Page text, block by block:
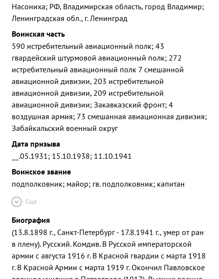
Насониха; РФ, Владимирская область, город Владимир;
Ленинградская обл., г. Ленинград
Воинская часть
590 истребительный авиационный полк; 43
гвардейский штурмовой авиационный полк; 272
истребительный авиационный полк 7 смешанной
авиационной дивизии, 203 истребительной
авиационной дивизии, 209 истребительной
авиационной дивизии; Закавказский фронт; 4
воздушная армия; 73 смешанная авиационная дивизия;
Забайкальский военный округ
Дата призыва
__.05.1931; 15.10.1938; 11.10.1941
Воинское звание
подполковник; майор; гв. подполковник; капитан
Ещё
Биография
(13.8.1898 г., Санкт-Петербург - 17.8.1941 г., умер от ран
в плену). Русский. Комдив. В Русской императорской
армии с августа 1916 г. В Красной гвардии с марта 1918
г. В Красной Армии с марта 1919 г. Окончил Павловское